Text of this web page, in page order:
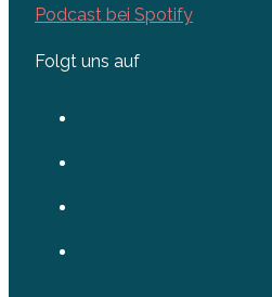
Podcast bei Spotify
Folgt uns auf